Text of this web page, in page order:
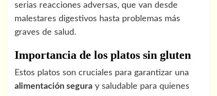
serias reacciones adversas, que van desde
malestares digestivos hasta problemas más
graves de salud.
Importancia de los platos sin gluten
Estos platos son cruciales para garantizar una
alimentación segura y saludable para quienes